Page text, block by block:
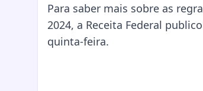
Para saber mais sobre as
2024, a Receita Federal
quinta-feira.